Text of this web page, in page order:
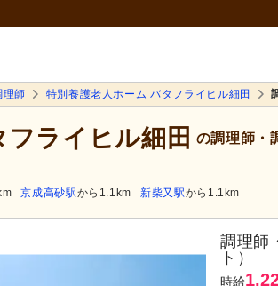
理師 特別養護老人ホーム バタフライヒル細田
ライヒル細田 の調理師・
京成高砂駅から1.1km 新柴又駅から1.1km
調理師
ト）
時給